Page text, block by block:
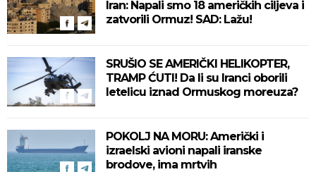
Iran: Napali smo 18 američkih ciljeva i
zatvorili Ormuz! SAD: Lažu!
SRUŠIO SE AMERIČKI HELIKOPTER,
TRAMP ĆUTI! Da li su Iranci oborili
letelicu iznad Ormuskog moreuza?
POKOLJ NA MORU: Američki i
izraelski avioni napali iranske
brodove, ima mrtvih